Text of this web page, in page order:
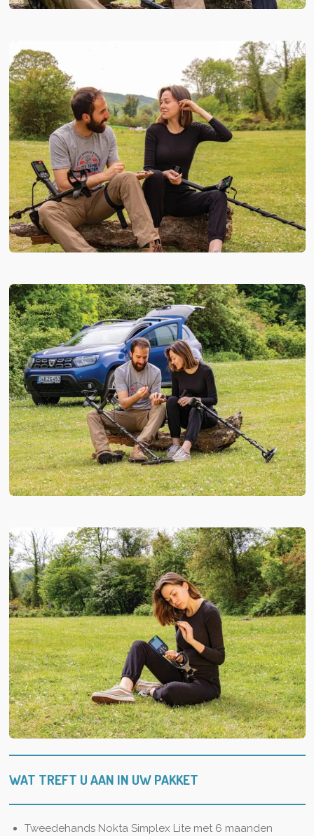
WAT TREFT U AAN IN UW PAKKET
Tweedehands Nokta Simplex Lite met 6 maanden